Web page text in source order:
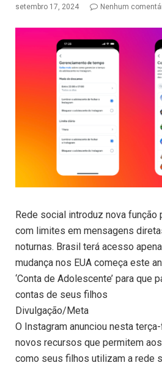
setembro 17, 2024 Nenhum
Rede social introduz nova função
com limites em mensagens
noturnas. Brasil terá acesso
mudança nos EUA começa este
‘Conta de Adolescente’ para que
contas de seus filhos
Divulgação/Meta
O Instagram anunciou nesta
novos recursos que permitem
como seus filhos utilizam a rede